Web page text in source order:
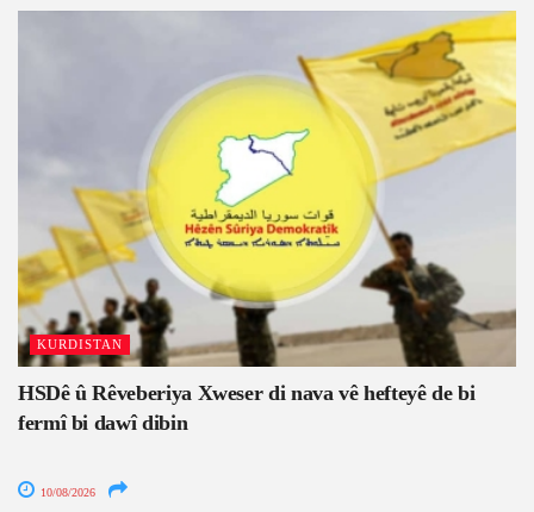
KURDISTAN
HSDê û Rêveberiya Xweser di nava vê hefteyê de bi
fermî bi dawî dibin
10/08/2026